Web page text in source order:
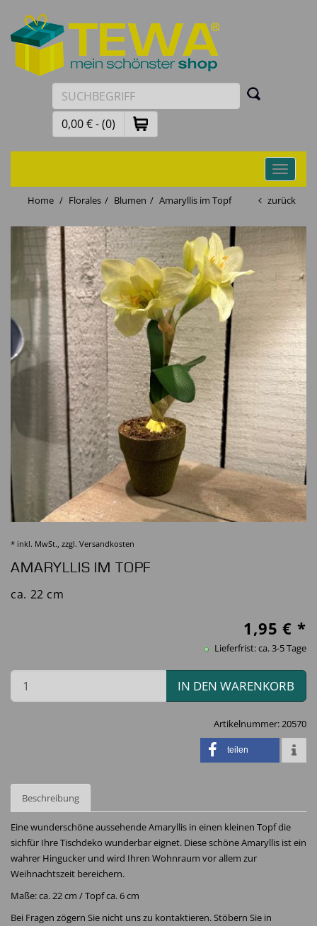
0,00 € - (0)
Toggle
Home
Florales Blumen Amaryllis im Topf zurück
* inkl. MwSt., zzgl. Versandkosten
AMARYLLIS IM TOPF
ca. 22 cm
1,95 € *
Lieferfrist: ca. 3-5 Tage
IN DEN WARENKORB
Artikelnummer:20570
teilen
Beschreibung
Eine wunderschöne aussehende Amaryllis in einen kleinen Topf die
sichfür Ihre Tischdeko wunderbar eignet. Diese schöne Amaryllis ist ein
wahrer Hingucker und wird Ihren Wohnraum vor allem zur
Weihnachtszeit bereichern.
Maße: ca. 22 cm / Topf ca. 6 cm
Bei Fragen zögern Sie nicht uns zu kontaktieren. Stöbern Sie in